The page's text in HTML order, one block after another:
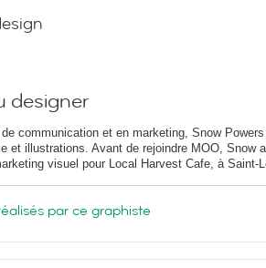
designer
communication et en marketing, Snow
et illustrations. Avant de rejoindre MOO, Snow
visuel pour Local Harvest Cafe, à Saint-
par ce graphiste